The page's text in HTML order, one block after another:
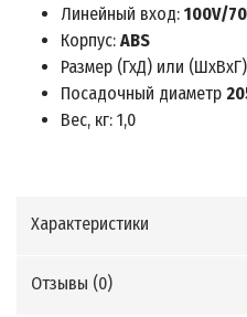
Линейный вход: 100V/
Корпус: ABS
Размер (ГхД) или
Посадочный диаметр
Вес, кг: 1,0
Характеристики
Отзывы (0)